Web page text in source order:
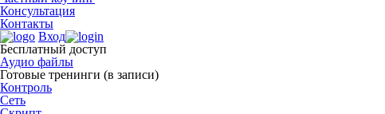
Консультация
Контакты
Вход
Бесплатный доступ
Аудио файлы
Готовые тренинги (в записи)
Контроль
Сеть